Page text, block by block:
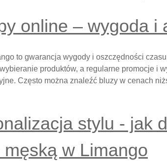
online – wygoda i
to gwarancja wygody i oszczędności
produktów, a regularne promocje i
Często można znaleźć bluzy w cenach
stylu - jak
męską w Limango